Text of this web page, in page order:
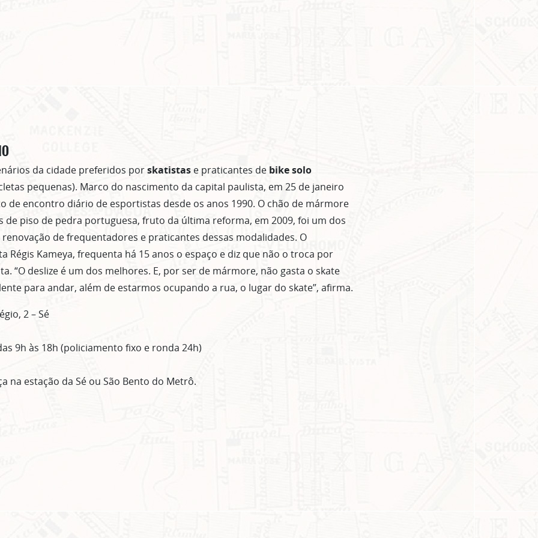
da cidade preferidos porskatistas e praticantes de bike solo
pequenas). Marco do nascimento da capital paulista, em 25 de janeiro
de encontro diário de esportistas desde os anos 1990. O chão de mármore
de piso de pedra portuguesa, fruto da última reforma, em 2009, foi um dos
de frequentadores e praticantes dessas modalidades. O
Régis Kameya, frequenta há 15 anos o espaço e diz que não o troca por
“O deslize é um dos melhores. E, por ser de mármore, não gasta o skate
para andar, além de estarmos ocupando a rua, o lugar do skate”, afirma.
2 – Sé
9h às 18h (policiamento fixo e ronda 24h)
na estação da Sé ou São Bento do Metrô.